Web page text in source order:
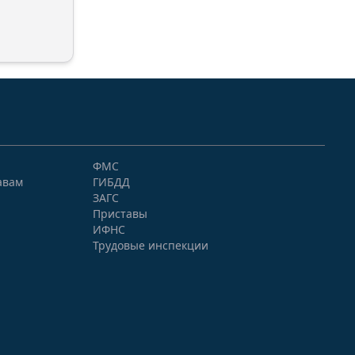
ФМС
ГИБДД
ЗАГС
Приставы
ИФНС
Трудовые инспекции